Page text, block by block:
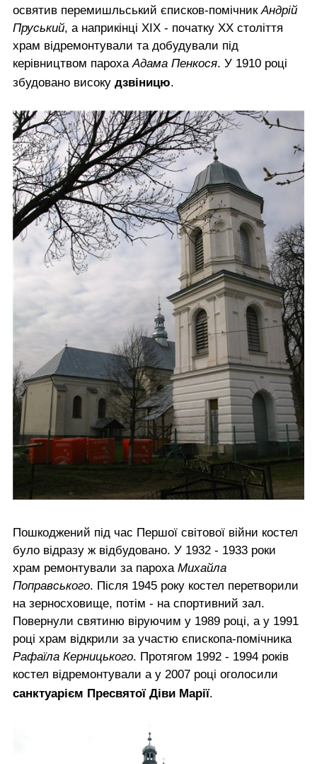
освятив перемишльський єписков-помічник Андрій
Пруський, а наприкінці ХІХ - початку ХХ століття
храм відремонтували та добудували під
керівництвом пароха Адама Пенкося. У 1910 році
збудовано високу дзвіницю.
Пошкоджений під час Першої світової війни костел
було відразу ж відбудовано. У 1932 - 1933 роки
храм ремонтували за пароха Михайла
Поправського. Після 1945 року костел перетворили
на зерносховище, потім - на спортивний зал.
Повернули святиню віруючим у 1989 році, а у 1991
році храм відкрили за участю єпископа-помічника
Рафаїла Керницького. Протягом 1992 - 1994 років
костел відремонтували а у 2007 році оголосили
санктуарієм Пресвятої Діви Марії.